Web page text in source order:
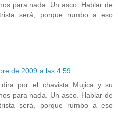
para nada. Un asco. Hablar de
será, porque rumbo a eso
de 2009 a las 4:59
dira por el chavista Mujica y su
para nada. Un asco. Hablar de
será, porque rumbo a eso